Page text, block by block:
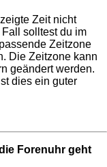
Zeit nicht
solltest du im
Zeitzone
Die Zeitzone kann
geändert werden.
dies ein guter
Forenuhr geht